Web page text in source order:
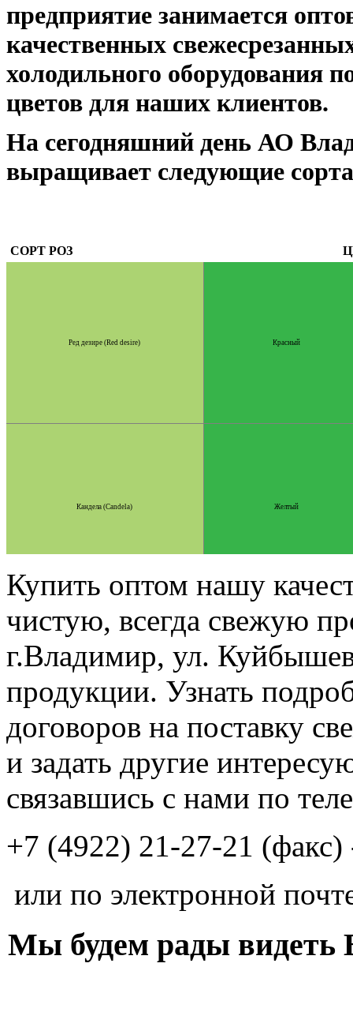
предприятие занимается
качественных
холодильного оборудования
цветов для наших клиентов.
На сегодняшний день АО
выращивает следующие
СОРТ РОЗ
Ред дезире (Red desire) Красный
Кандела (Candela) Желтый
Вендела (Vendela) Бело-кремовый
Купить оптом нашу
чистую, всегда свежую
г.Владимир, ул.
продукции. Узнать
договоров на поставку
и задать другие
связавшись с нами по
+7 (4922) 21-27-21
или по электронной
Мы будем рады видеть